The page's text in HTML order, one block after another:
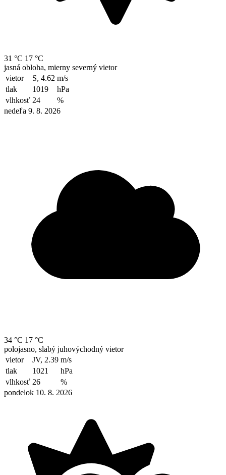
31 °C 17 °C
jasná obloha, mierny severný vietor
vietor
S, 4.62 m/s
tlak
1019
hPa
vlhkosť 24
%
nedeľa 9. 8. 2026
34 °C 17 °C
polojasno, slabý juhovýchodný vietor
vietor
JV, 2.39 m/s
tlak
1021
hPa
vlhkosť 26
%
pondelok 10. 8. 2026